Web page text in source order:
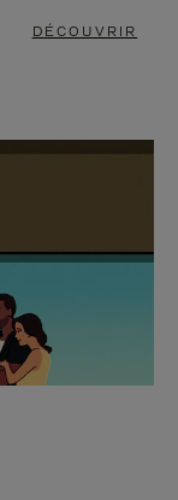
DÉCOUVRIR